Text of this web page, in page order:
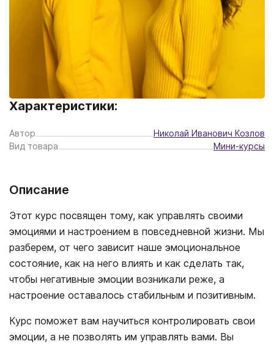
Характеристики:
Автор
Николай Иванович Козлов
Вид товара
Мини-курсы
Описание
Этот курс посвящен тому, как управлять своими
эмоциями и настроением в повседневной жизни. Мы
разберем, от чего зависит наше эмоциональное
состояние, как на него влиять и как сделать так,
чтобы негативные эмоции возникали реже, а
настроение оставалось стабильным и позитивным.
Курс поможет вам научиться контролировать свои
эмоции, а не позволять им управлять вами. Вы